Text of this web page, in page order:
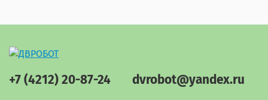
+7 (4212) 20-87-24 dvrobot@yandex.ru